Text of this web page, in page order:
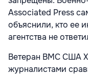
Associated Press
объяснили, кто ее
агентства не
Ветеран ВМС США
журналистами